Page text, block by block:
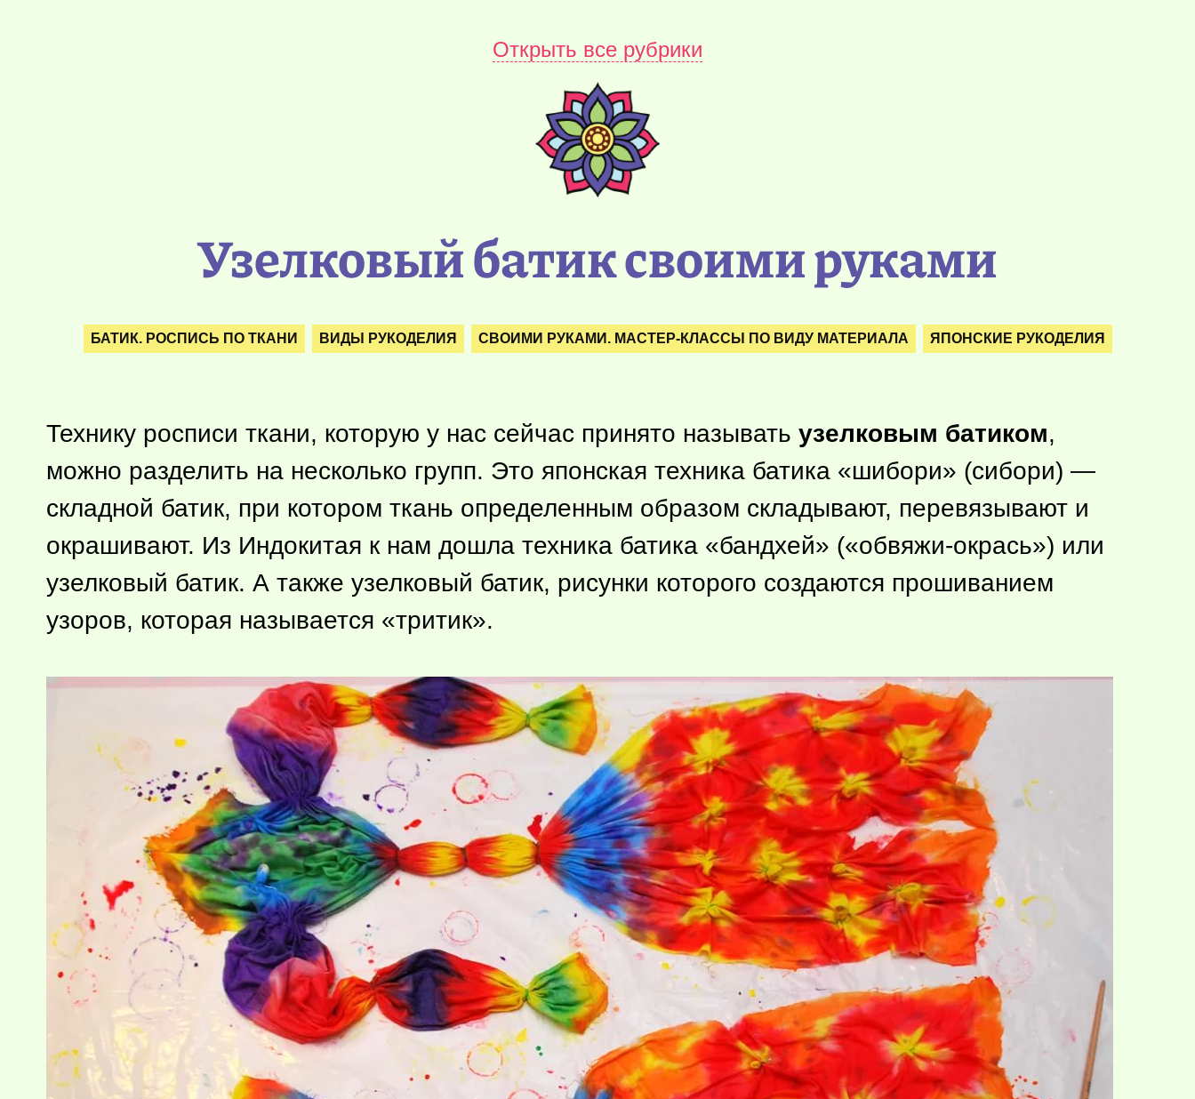
Открыть все рубрики
Узелковый батик своими руками
БАТИК. РОСПИСЬ ПО ТКАНИ ВИДЫ РУКОДЕЛИЯ СВОИМИ РУКАМИ. МАСТЕР-КЛАССЫ ПО ВИДУ МАТЕРИАЛА ЯПОНСКИЕ РУКОДЕЛИЯ
Технику росписи ткани, которую у нас сейчас принято называть узелковым батиком,
можно разделить на несколько групп. Это японская техника батика «шибори» (сибори) —
складной батик, при котором ткань определенным образом складывают, перевязывают и
окрашивают. Из Индокитая к нам дошла техника батика «бандхей» («обвяжи-окрась») или
узелковый батик. А также узелковый батик, рисунки которого создаются прошиванием
узоров, которая называется «тритик».